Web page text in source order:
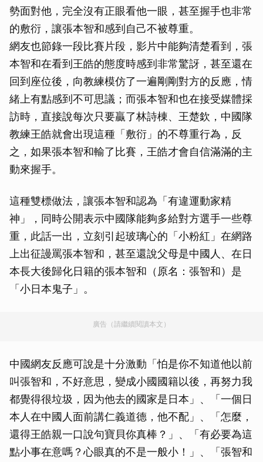
勢面對他，完全沒有正眼看他一眼，甚至握手也非常
的敷衍，讓張本智和感到自己不被尊重。
網友也節錄一段比賽片段，影片中能夠清楚看到，張
本智和在看到王皓的態度時感到非常驚訝，甚至還在
回到座位後，向教練模仿了一遍剛剛對方的反應，情
緒上有點感到不可思議；而張本智和也在接受媒體採
訪時，直接說每次只要贏了林詩棟、王楚欽，中國隊
教練王皓就會出現這種「敷衍」的不尊重行為，反
之，如果張本智和輸了比賽，王皓才會自信滿滿的主
動來握手。
這種雙標做法，讓張本智和認為「有違運動家精
神」，同時公開表示中國隊能夠多給對方選手一些尊
重，此話一出，立刻引起玻璃心的「小粉紅」在網路
上出征謾罵張本智和，甚至還說父母是中國人、在日
本長大後歸化日籍的張本智和（原名：張智和）是
「小日本鬼子」。
廣告（請繼續閱讀本文）
中國網友反應可說是十分激動「怕是你不知道他以前
叫張智和，不好意思，變成小國國籍以後，再努力我
都覺得很垃圾，因为他去的國家是日本」、「一個日
本人在中國人面前講仁義道德，他不配」、「怎麼，
還得王皓親一口說句寶貝你真棒？」、「有必要為這
點小事在意嗎？心眼真的不是一般小！」、「張智和